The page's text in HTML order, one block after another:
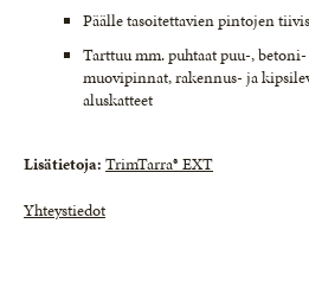
Päälle tasoitettavien pintojen
Tarttuu mm. puhtaat puu-,
muovipinnat, rakennus- ja
aluskatteet
Lisätietoja: TrimTarra® EXT
Yhteystiedot